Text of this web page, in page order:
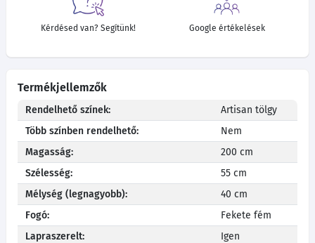
Kérdésed van? Segítünk! Google értékelések
Termékjellemzők
Rendelhető színek:
Artisan tölgy
Több színben rendelhető:
Nem
Magasság:
200 cm
Szélesség:
55 cm
Mélység (legnagyobb):
40 cm
Fogó:
Fekete fém
Lapraszerelt:
Igen